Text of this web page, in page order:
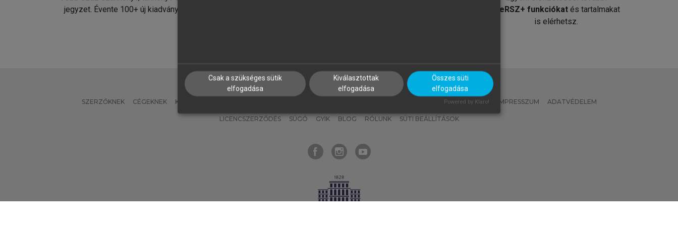
jegyzet. Évente 100+ új kiadvány.
MeRSZ+ funkciókat és tartalmakat
is elérhetsz.
SZERZŐKNEK CÉGEKNEK KÖNYVTÁROSOKNAK MI – ÁLTALÁNOS IRÁNYELVEK IMPRESSZUM ADATVÉDELEM
LICENCSZERZŐDÉS SÚGÓ GYIK BLOG RÓLUNK SÜTI BEÁLLÍTÁSOK
Csak a szükséges sütik
elfogadása
Kiválasztottak
elfogadása
Összes süti
elfogadása
Powered by Klaro!